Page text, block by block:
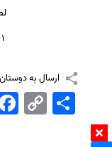
1
ارسال به
Copy
Link
اشتراک